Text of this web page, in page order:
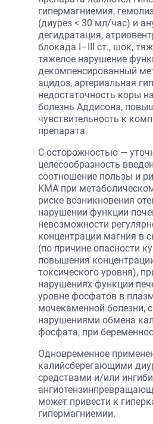
гипермагниемия,
(диурез < 30 мл/час) и
дегидратация,
блокада I–III ст., шок,
тяжелое нарушение
декомпенсированный
ацидоз, артериальная
недостаточность коры
болезнь Аддисона,
чувствительность к
препарата.
С осторожностью —
целесообразность
соотношение пользы и
КМА при
риске возникновения
нарушении функции
невозможности
концентрации магния в
(по причине опасности
повышения
токсического уровня),
нарушениях функции
уровне фосфатов в
мочекаменной болезни,
нарушениями обмена
фосфата, при
Одновременное
калийсберегающими
средствами и/или
может привести к
гипермагниемии.